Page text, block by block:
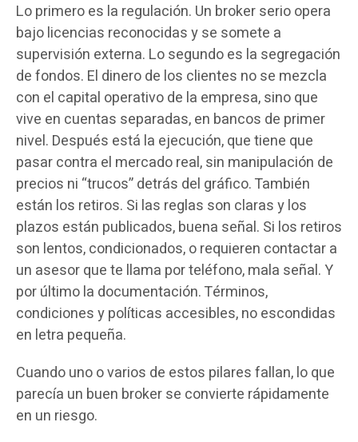
Lo primero es la regulación. Un broker serio opera
bajo licencias reconocidas y se somete a
supervisión externa. Lo segundo es la segregación
de fondos. El dinero de los clientes no se mezcla
con el capital operativo de la empresa, sino que
vive en cuentas separadas, en bancos de primer
nivel. Después está la ejecución, que tiene que
pasar contra el mercado real, sin manipulación de
precios ni “trucos” detrás del gráfico. También
están los retiros. Si las reglas son claras y los
plazos están publicados, buena señal. Si los retiros
son lentos, condicionados, o requieren contactar a
un asesor que te llama por teléfono, mala señal. Y
por último la documentación. Términos,
condiciones y políticas accesibles, no escondidas
en letra pequeña.
Cuando uno o varios de estos pilares fallan, lo que
parecía un buen broker se convierte rápidamente
en un riesgo.